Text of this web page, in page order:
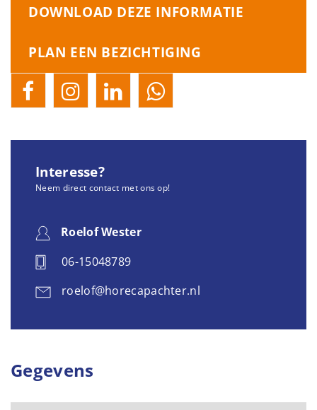
DOWNLOAD DEZE INFORMATIE
PLAN EEN BEZICHTIGING
Interesse?
Neem direct contact met ons op!
Roelof Wester
06-15048789
roelof@horecapachter.nl
Gegevens